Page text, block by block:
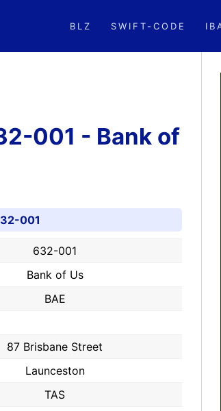
BLZ SWIFT-CODE
001 - Bank of
001
632-001
Bank of Us
BAE
87 Brisbane Street
Launceston
TAS